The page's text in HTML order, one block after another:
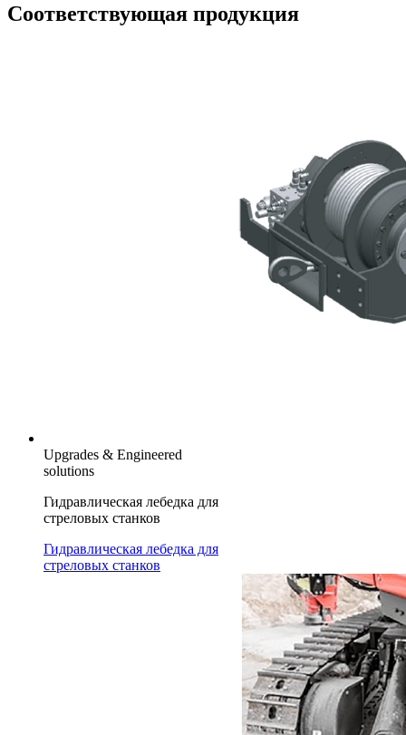
Соответствующая продукция
Upgrades & Engineered
solutions
Гидравлическая лебедка для
стреловых станков
Гидравлическая лебедка для
стреловых станков